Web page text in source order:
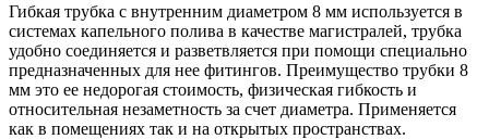
Гибкая трубка с внутренним диаметром 8 мм используется в
системах капельного полива в качестве магистралей, трубка
удобно соединяется и разветвляется при помощи специально
предназначенных для нее фитингов. Преимущество трубки 8
мм это ее недорогая стоимость, физическая гибкость и
относительная незаметность за счет диаметра. Применяется
как в помещениях так и на открытых пространствах.